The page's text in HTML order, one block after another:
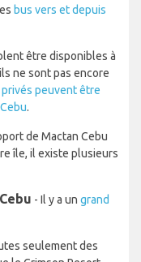
bus vers et depuis
être disponibles à
ne sont pas encore
peuvent être
.
de Mactan Cebu
île, il existe plusieurs
- Il y a un grand
seulement des